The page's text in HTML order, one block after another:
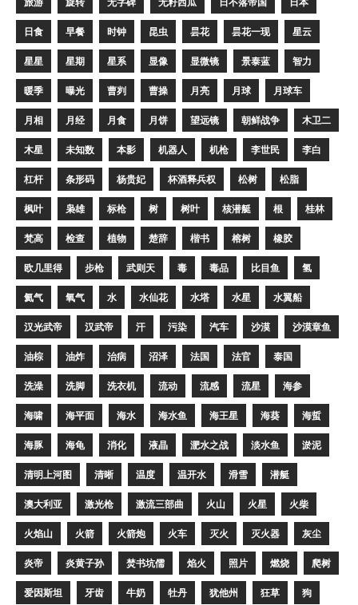
日食 早餐 时钟 昆虫 昙花 昙花一现 星云
星星 星期 星系 显像 显微镜 景泰蓝 智力
暖季 曝光 曹刿 曹操 月亮 月球 月球车
月相 月经 月食 月饼 望远镜 朝鲜战争 木卫二
木星 未知数 本影 机器人 机枪 李世民 李白
杠杆 条形码 杨贵妃 杯酒释兵权 松树 松脂
枫叶 枭雄 标枪 树 树叶 核潜艇 根 桂林
梵高 检查 植物 楚辞 楷书 榕树 橡胶
欧几里得 步枪 武则天 毒 毒品 比目鱼 氢
氦气 氧气 水 水仙花 水塔 水星 水翼船
汉光武帝 汉武帝 汗 污染 汽车 沙漠 沙漠章鱼
油棕 油炸 治病 沼泽 法国 法官 泰国
洗澡 洗脚 洗衣机 流动 流感 流星 海参
海啸 海平面 海水 海水鱼 海王星 海葵 海蜇
海豚 海龟 消化 液晶 淝水之战 淡水鱼 淤泥
清明上河图 清晰 温度 温开水 滑雪 潜艇
澳大利亚 激光枪 激流三部曲 火山 火星 火柴
火焰山 火箭 火箭炮 火车 灭火 灭火器 灰尘
炎帝 炎黄子孙 焚书坑儒 焰火 照片 燃烧 爬树
爱因斯坦 牙齿 牛奶 牡丹 犹他州 狂草 狗